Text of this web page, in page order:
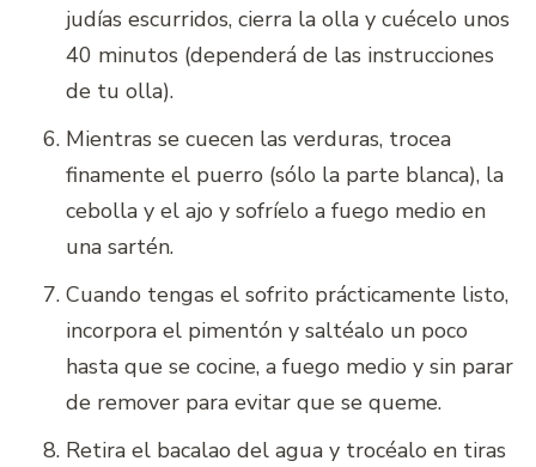
judías escurridos, cierra la olla y cuécelo unos
40 minutos (dependerá de las instrucciones
de tu olla).
Mientras se cuecen las verduras, trocea
finamente el puerro (sólo la parte blanca), la
cebolla y el ajo y sofríelo a fuego medio en
una sartén.
Cuando tengas el sofrito prácticamente listo,
incorpora el pimentón y saltéalo un poco
hasta que se cocine, a fuego medio y sin parar
de remover para evitar que se queme.
Retira el bacalao del agua y trocéalo en tiras